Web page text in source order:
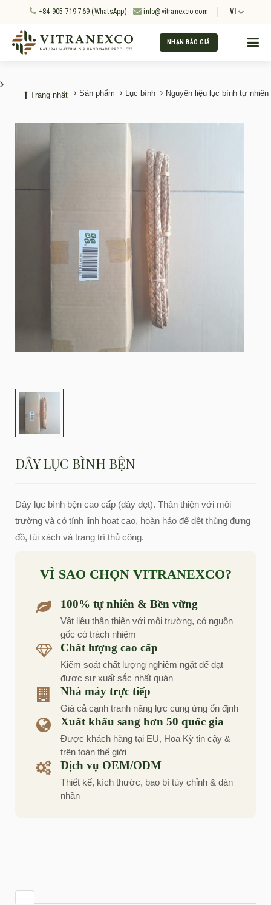
+84 905 719 769 (WhatsApp) info@vitranexco.com VI
NHẬN BÁO GIÁ
Sản phẩm Lục bình Nguyên liệu lục bình tự nhiên
Trang nhất
DÂY LỤC BÌNH BỆN
Dây lục bình bện cao cấp (dây dẹt). Thân thiện với môi
trường và có tính linh hoạt cao, hoàn hảo để dệt thùng đựng
đồ, túi xách và trang trí thủ công.
VÌ SAO CHỌN VITRANEXCO?
100% tự nhiên & Bền vững
Vật liệu thân thiện với môi trường, có nguồn
gốc có trách nhiệm
Chất lượng cao cấp
Kiểm soát chất lượng nghiêm ngặt để đạt
được sự xuất sắc nhất quán
Nhà máy trực tiếp
Giá cả cạnh tranh năng lực cung ứng ổn định
Xuất khẩu sang hơn 50 quốc gia
Được khách hàng tại EU, Hoa Kỳ tin cậy &
trên toàn thế giới
Dịch vụ OEM/ODM
Thiết kế, kích thước, bao bì tùy chỉnh & dán
nhãn